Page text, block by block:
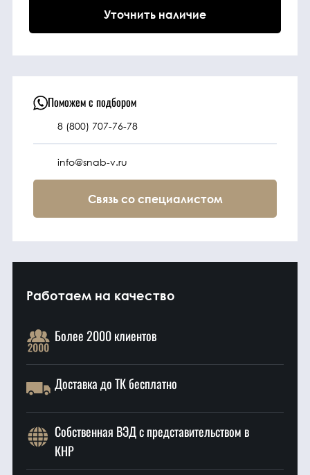
Уточнить наличие
Поможем с подбором
8 (800) 707-76-78
info@snab-v.ru
Связь со специалистом
Работаем на качество
Более 2000 клиентов
Доставка до ТК бесплатно
Собственная ВЭД с представительством в
КНР